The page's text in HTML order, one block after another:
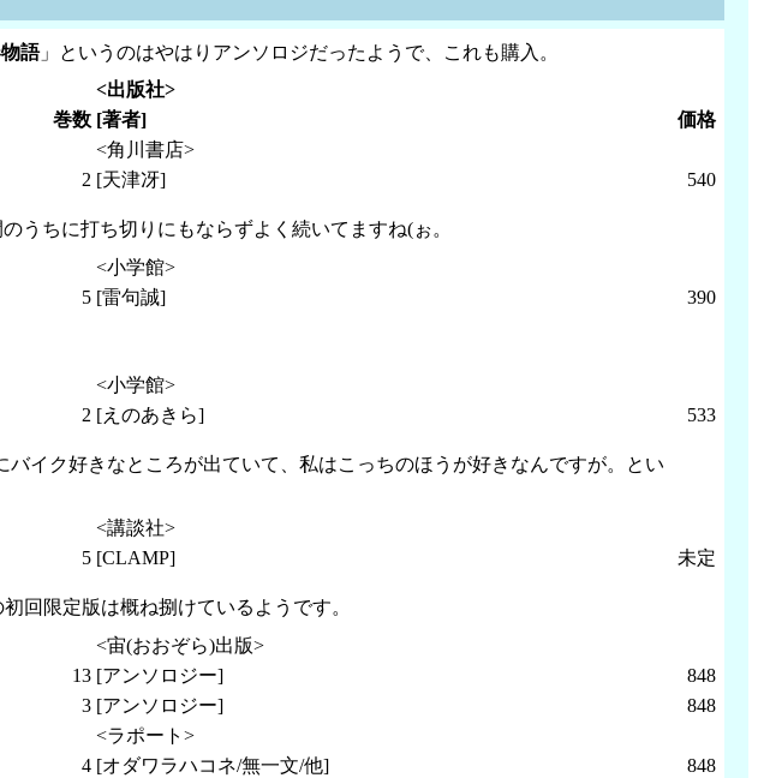
語」というのはやはりアンソロジだったようで、これも購入。
<出版社>
巻数 [著者]
価格
<角川書店>
2 [天津冴] 540
うちに打ち切りにもならずよく続いてますね(ぉ。
<小学館>
5 [雷句誠] 390
<小学館>
2 [えのあきら] 533
イク好きなところが出ていて、私はこっちのほうが好きなんですが。とい
<講談社>
5 [CLAMP] 未定
回限定版は概ね捌けているようです。
<宙(おおぞら)出版>
13 [アンソロジー]
848
3 [アンソロジー]
848
<ラポート>
4 [オダワラハコネ/無一文/他]
848